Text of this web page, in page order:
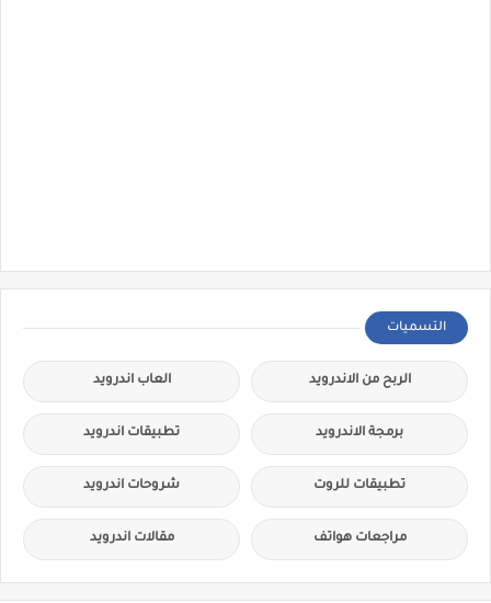
التسميات
الربح من الاندرويد العاب اندرويد
برمجة الاندرويد تطبيقات اندرويد
تطبيقات للروت شروحات اندرويد
مراجعات هواتف مقالات اندرويد